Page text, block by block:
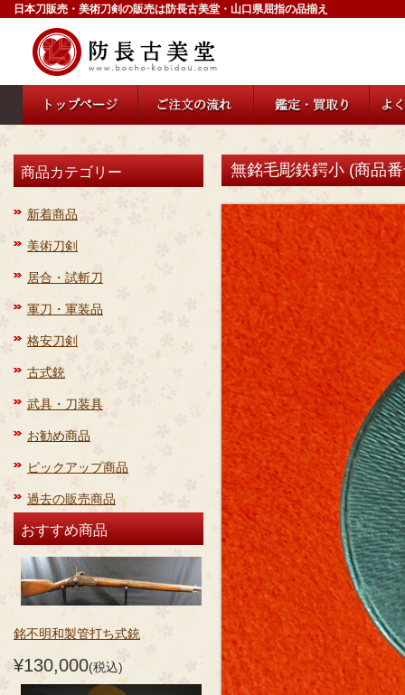
日本刀販売・美術刀剣の販売は防長古美堂・山口県屈指の品揃え
商品カテゴリー
新着商品
美術刀剣
居合・試斬刀
軍刀・軍装品
格安刀剣
古式銃
武具・刀装具
お勧め商品
ピックアップ商品
過去の販売商品
おすすめ商品
銘不明和製管打ち式銃
¥130,000(税込)
無銘毛彫鉄鍔小 (商品